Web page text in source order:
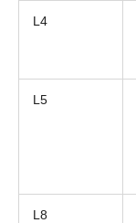
L4
L5
L8